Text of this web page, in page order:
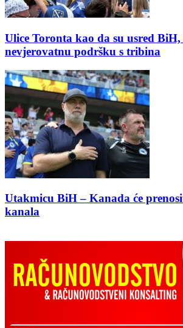
Ulice Toronta kao da su usred
nevjerovatnu podršku s tribina
Utakmicu BiH – Kanada će
kanala